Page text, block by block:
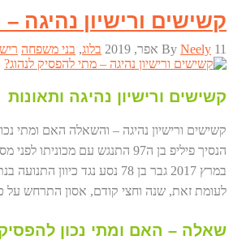
קשישים ורישיון נהיגה
By Neely 11 אפר, 2019 בלוג, בני משפחה
קשישים ורישיון נהיגה ותאונות
קשישים ורישיון נהיגה – והשאלה האם ומתי
הנסיך פיליפ בן ה97 התנגש עם מכוניתו לפני מספר חודשים בממלכה הבריטית – הוא לא נפצע אולם שתי נשים שהיו מעורבות בתאונה סבלו מפגיעות בינוניות.
במרץ 2017 גבר בן 78 נסע נגד כיוון התנועה בנתיבי איילון, הוא נעצר על ידי המשטרה ובנס נמנע אסון.
לעומת זאת, שנה וחצי קודם, אסון התרחש על כביש החוף כאשר גבר בן 81 התנגש בניידת משטרתית
שאלה – האם ומתי נכון